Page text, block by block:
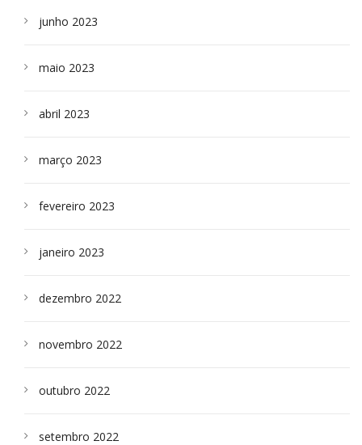
junho 2023
maio 2023
abril 2023
março 2023
fevereiro 2023
janeiro 2023
dezembro 2022
novembro 2022
outubro 2022
setembro 2022